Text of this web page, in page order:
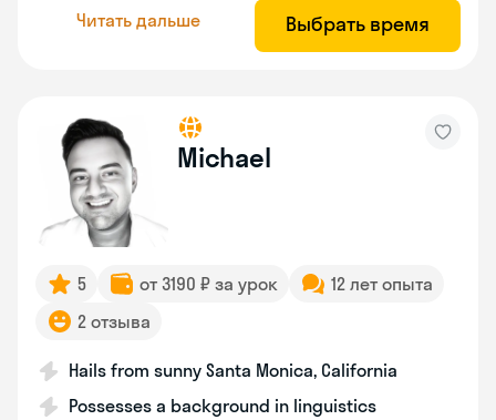
Читать дальше Выбрать время
Michael
5 от 3190 ₽ за урок
12 лет опыта
2 отзыва
Hails from sunny Santa Monica, California
Possesses a background in linguistics